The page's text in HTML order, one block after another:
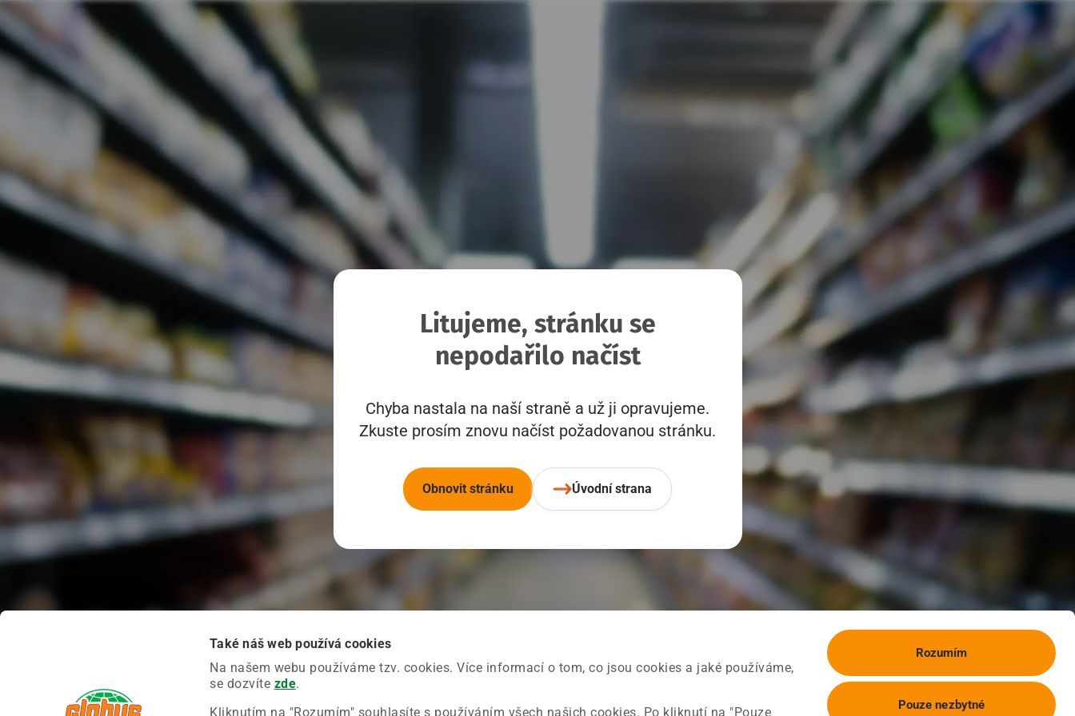
Také náš web používá cookies
Na našem webu používáme tzv. cookies. Více informací o tom, co jsou cookies a jaké používáme,
se dozvíte zde.
Kliknutím na "Rozumím" souhlasíte s používáním všech našich cookies. Po kliknutí na "Pouze
Rozumím
Pouze nezbytné
Litujeme, stránku se
nepodařilo načíst
Chyba nastala na naší straně a už ji opravujeme.
Zkuste prosím znovu načíst požadovanou stránku.
Obnovit stránku Úvodní strana